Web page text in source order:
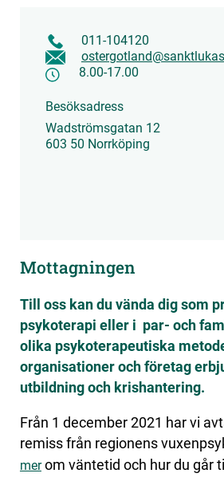
011-104120
8.00-17.00
Besöksadress
Wadströmsgatan 12
603 50 Norrköping
Mottagningen
Till oss kan du vända dig som
psykoterapi eller i par- och
olika psykoterapeutiska
organisationer och företag
utbildning och krishantering.
Från 1 december 2021 har vi
remiss från regionens
merom väntetid och hur du går